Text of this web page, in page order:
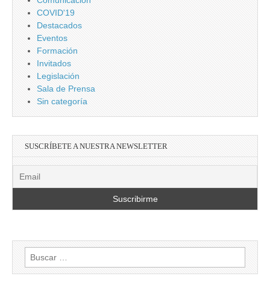
COVID'19
Destacados
Eventos
Formación
Invitados
Legislación
Sala de Prensa
Sin categoría
SUSCRÍBETE A NUESTRA NEWSLETTER
Buscar: